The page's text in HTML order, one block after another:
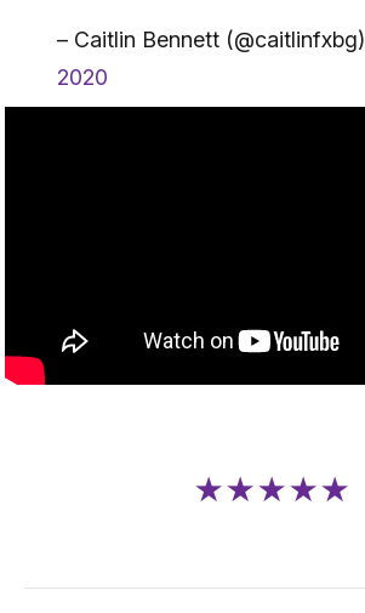
– Caitlin Bennett (@caitlinfxbg)
2020
★★★★★